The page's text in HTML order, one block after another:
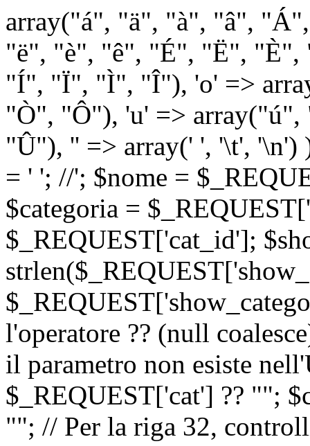
array("á", "ä", "à", "â",
"ë", "è", "ê", "É", "Ë",
"Í", "Ï", "Ì", "Î"), 'o' =>
"Ò", "Ô"), 'u' =>
"Û"), '' => array(' ', '\t',
= ' '; //'; $nome =
$categoria =
$_REQUEST['cat_id'];
l'operatore ?? (null
il parametro non esiste
$_REQUEST['cat'] ?? "";
""; // Per la riga 32,